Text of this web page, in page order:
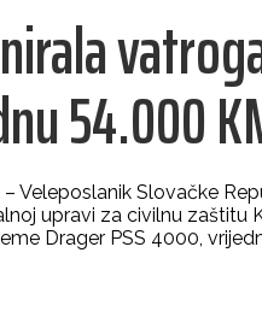
54.000
– Veleposlanik Slovačke
upravi za civilnu zaštitu
Drager PSS 4000,